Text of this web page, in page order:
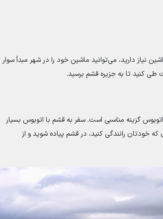
نیاز دارید، می‌توانید ماشین خود را در شهر مبدأ سوار
طی کنید تا به جزیره قشم برسید.
گزینه مناسبی است. سفر به قشم با اتوبوس بسیار
رانندگی کنید، در قشم پیاده شوید و از